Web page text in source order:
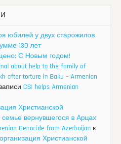
юбилей у двух старожилов
130 лет
С Новым годом!
about help to the family of
after torture in Baku – Armenian
CSI helps Armenian
Христианской
вернувшегося в Арцах
Genocide from Azerbaijan к
Христианской